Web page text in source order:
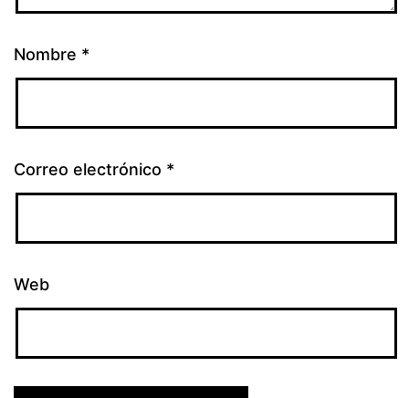
Nombre *
Correo electrónico *
Web